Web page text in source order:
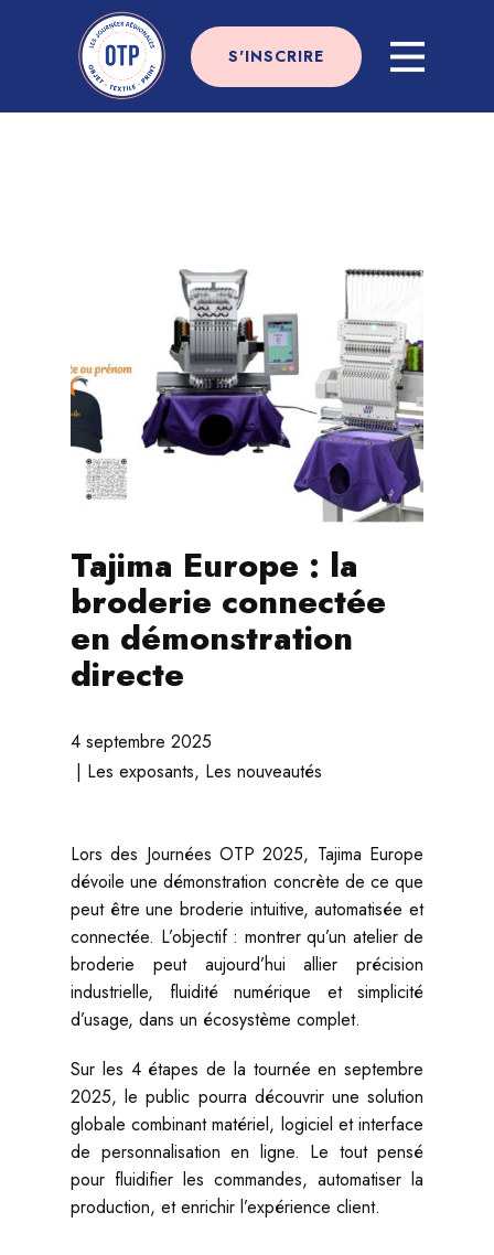
S'INSCRIRE
Tajima Europe : la
broderie connectée
en démonstration
directe
4 septembre 2025
Les exposants, Les nouveautés
Lors des Journées OTP 2025, Tajima Europe
dévoile une démonstration concrète de ce que
peut être une broderie intuitive, automatisée et
connectée. L’objectif : montrer qu’un atelier de
broderie peut aujourd’hui allier précision
industrielle, fluidité numérique et simplicité
d’usage, dans un écosystème complet.
Sur les 4 étapes de la tournée en septembre
2025, le public pourra découvrir une solution
globale combinant matériel, logiciel et interface
de personnalisation en ligne. Le tout pensé
pour fluidifier les commandes, automatiser la
production, et enrichir l’expérience client.